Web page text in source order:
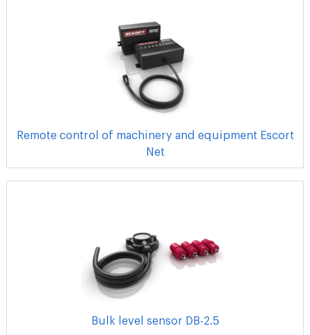
Remote control of machinery and equipment Escort
Net
Bulk level sensor DВ-2.5